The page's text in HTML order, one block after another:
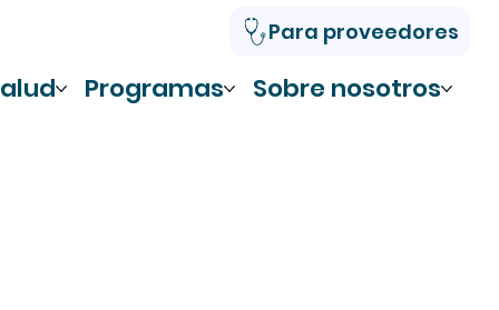
Para proveedores
Programas Sobre nosotros